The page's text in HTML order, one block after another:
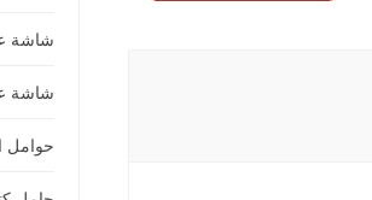
شاشة
شاشة
حوامل